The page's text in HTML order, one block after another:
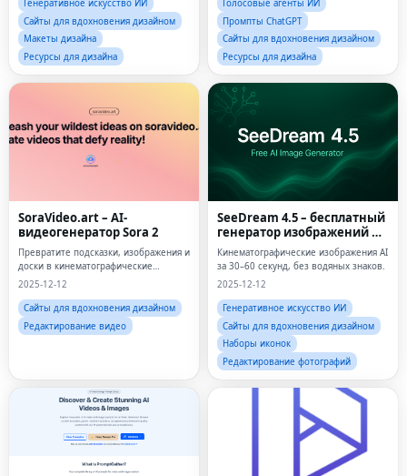
Генеративное искусство ИИ
Сайты для вдохновения дизайном
Макеты дизайна
Ресурсы для дизайна
Голосовые агенты ИИ
Промпты ChatGPT
Сайты для вдохновения дизайном
Ресурсы для дизайна
SoraVideo.art – AI-
видеогенератор Sora 2
Превратите подсказки, изображения и
доски в кинематографические
видеоролики Sora 2.
2025-12-12
Сайты для вдохновения дизайном
Редактирование видео
SeeDream 4.5 – бесплатный
генератор изображений AI
от ByteDance
Кинематографические изображения AI
за 30–60 секунд, без водяных знаков.
2025-12-12
Генеративное искусство ИИ
Сайты для вдохновения дизайном
Наборы иконок
Редактирование фотографий